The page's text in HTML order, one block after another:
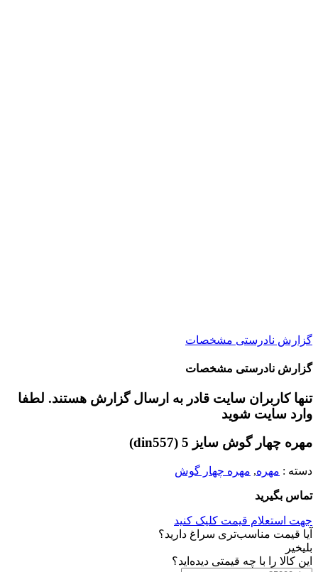
گزارش نادرستی مشخصات
گزارش نادرستی مشخصات
تنها کاربران سایت قادر به ارسال گزارش هستند. لطفا
وارد سایت شوید
مهره چهار گوش سایز 5 (din557)
دسته : مهره, مهره چهار گوش
تماس بگیرید
جهت استعلام قیمت کلیک کنید
آیا قیمت مناسب‌تری سراغ دارید؟
بلیخیر
این کالا را با چه قیمتی دیده‌اید؟